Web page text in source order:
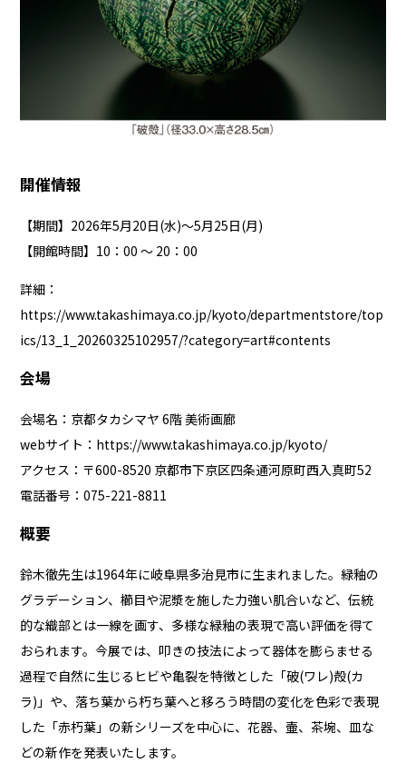
開催情報
【期間】2026年5月20日(水)～5月25日(月)
【開館時間】10：00 ～ 20：00
詳細：
https://www.takashimaya.co.jp/kyoto/departmentstore/top
ics/13_1_20260325102957/?category=art#contents
会場
会場名：京都タカシマヤ 6階 美術画廊
webサイト： https://www.takashimaya.co.jp/kyoto/
アクセス：〒600-8520 京都市下京区四条通河原町西入真町52
電話番号：075-221-8811
概要
鈴木徹先生は1964年に岐阜県多治見市に生まれました。緑釉の
グラデーション、櫛目や泥漿を施した力強い肌合いなど、伝統
的な織部とは一線を画す、多様な緑釉の表現で高い評価を得て
おられます。今展では、叩きの技法によって器体を膨らませる
過程で自然に生じるヒビや亀裂を特徴とした「破(ワレ)殻(カ
ラ)」や、落ち葉から朽ち葉へと移ろう時間の変化を色彩で表現
した「赤朽葉」の新シリーズを中心に、花器、壷、茶埦、皿な
どの新作を発表いたします。